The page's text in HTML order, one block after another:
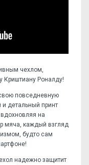
чехлом,
Криштиану Роналду!
повседневную
детальный принт
на
мяча, каждый взгляд
будто сам
надежно защитит